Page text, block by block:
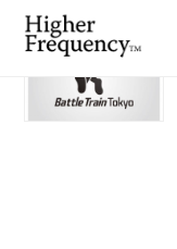
TAG: Kata Footwork Club